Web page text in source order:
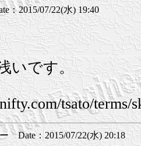
2015/07/22(水) 19:40
いです。
tsato/terms/
Date：2015/07/22(水) 20:18